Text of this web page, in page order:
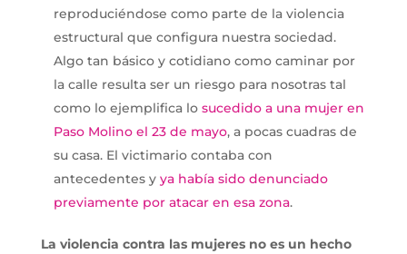
reproduciéndose como parte de la violencia
estructural que configura nuestra sociedad.
Algo tan básico y cotidiano como caminar por
la calle resulta ser un riesgo para nosotras tal
como lo ejemplifica lo sucedido a una mujer en
Paso Molino el 23 de mayo, a pocas cuadras de
su casa. El victimario contaba con
antecedentes y ya había sido denunciado
previamente por atacar en esa zona.
La violencia contra las mujeres no es un hecho